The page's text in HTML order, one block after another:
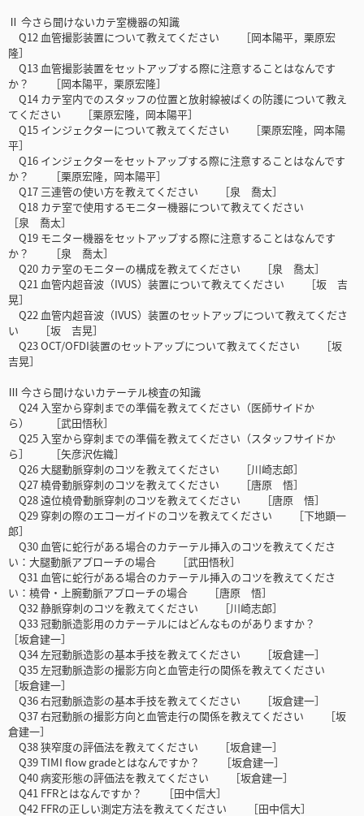
Ⅱ 今さら聞けないカテ室機器の知識
Q12 血管撮影装置について教えてください ［岡本陽平，栗原宏
隆］
Q13 血管撮影装置をセットアップする際に注意することはなんです
か？ ［岡本陽平，栗原宏隆］
Q14 カテ室内でのスタッフの位置と放射線被ばくの防護について教え
てください ［栗原宏隆，岡本陽平］
Q15 インジェクターについて教えてください ［栗原宏隆，岡本陽
平］
Q16 インジェクターをセットアップする際に注意することはなんです
か？ ［栗原宏隆，岡本陽平］
Q17 三連管の使い方を教えてください ［泉 喬太］
Q18 カテ室で使用するモニター機器について教えてください
［泉 喬太］
Q19 モニター機器をセットアップする際に注意することはなんです
か？ ［泉 喬太］
Q20 カテ室のモニターの構成を教えてください ［泉 喬太］
Q21 血管内超音波（IVUS）装置について教えてください ［坂 吉
晃］
Q22 血管内超音波（IVUS）装置のセットアップについて教えてくださ
い ［坂 吉晃］
Q23 OCT/OFDI装置のセットアップについて教えてください ［坂
吉晃］
Ⅲ 今さら聞けないカテーテル検査の知識
Q24 入室から穿刺までの準備を教えてください（医師サイドか
ら） ［武田悟秋］
Q25 入室から穿刺までの準備を教えてください（スタッフサイドか
ら］ ［矢彦沢佐織］
Q26 大腿動脈穿刺のコツを教えてください ［川崎志郎］
Q27 橈骨動脈穿刺のコツを教えてください ［唐原 悟］
Q28 遠位橈骨動脈穿刺のコツを教えてください ［唐原 悟］
Q29 穿刺の際のエコーガイドのコツを教えてください ［下地顕一
郎］
Q30 血管に蛇行がある場合のカテーテル挿入のコツを教えてくださ
い：大腿動脈アプローチの場合 ［武田悟秋］
Q31 血管に蛇行がある場合のカテーテル挿入のコツを教えてくださ
い：橈骨・上腕動脈アプローチの場合 ［唐原 悟］
Q32 静脈穿刺のコツを教えてください ［川崎志郎］
Q33 冠動脈造影用のカテーテルにはどんなものがありますか？
［坂倉建一］
Q34 左冠動脈造影の基本手技を教えてください ［坂倉建一］
Q35 左冠動脈造影の撮影方向と血管走行の関係を教えてください
［坂倉建一］
Q36 右冠動脈造影の基本手技を教えてください ［坂倉建一］
Q37 右冠動脈の撮影方向と血管走行の関係を教えてください ［坂
倉建一］
Q38 狭窄度の評価法を教えてください ［坂倉建一］
Q39 TIMI flow gradeとはなんですか？ ［坂倉建一］
Q40 病変形態の評価法を教えてください ［坂倉建一］
Q41 FFRとはなんですか？ ［田中信大］
Q42 FFRの正しい測定方法を教えてください ［田中信大］